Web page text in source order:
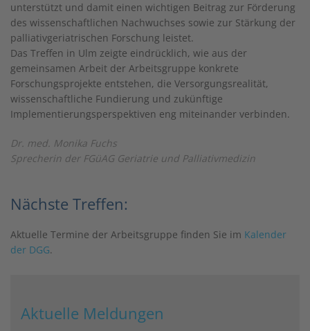
unterstützt und damit einen wichtigen Beitrag zur Förderung
des wissenschaftlichen Nachwuchses sowie zur Stärkung der
palliativgeriatrischen Forschung leistet.
Das Treffen in Ulm zeigte eindrücklich, wie aus der
gemeinsamen Arbeit der Arbeitsgruppe konkrete
Forschungsprojekte entstehen, die Versorgungsrealität,
wissenschaftliche Fundierung und zukünftige
Implementierungsperspektiven eng miteinander verbinden.
Dr. med. Monika Fuchs
Sprecherin der FGüAG Geriatrie und Palliativmedizin
Nächste Treffen:
Aktuelle Termine der Arbeitsgruppe finden Sie im Kalender
der DGG.
Aktuelle Meldungen